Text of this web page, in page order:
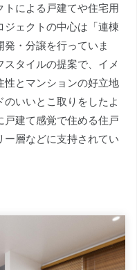
トによる戸建てや住宅用
ェクトの中心は「連棟
・分譲を行っていま
タイルの提案で、イメ
性とマンションの好立地
いいとこ取りをしたよ
戸建て感覚で住める住戸
ー層などに支持されてい